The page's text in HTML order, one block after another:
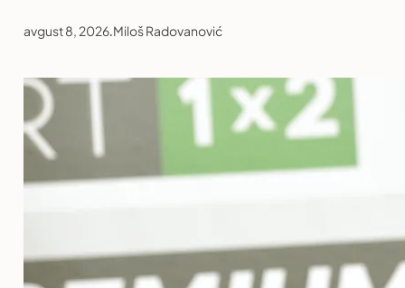
avgust 8, 2026.Miloš Radovanović